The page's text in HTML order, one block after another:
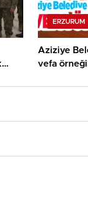
ERZURUM
Aziziye
vefa